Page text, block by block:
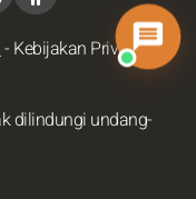
- Kebijakan Privasi-
dilindungi undang-